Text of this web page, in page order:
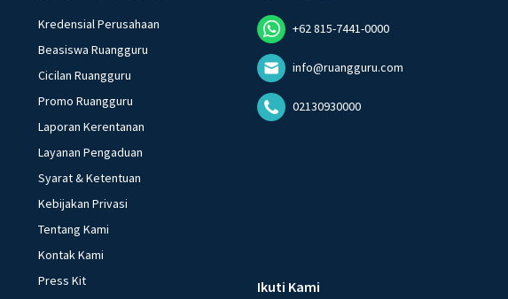
Kredensial Perusahaan
Beasiswa Ruangguru
Cicilan Ruangguru
Promo Ruangguru
Laporan Kerentanan
Layanan Pengaduan
Syarat & Ketentuan
Kebijakan Privasi
Tentang Kami
Kontak Kami
Press Kit
+62 815-7441-0000
info@ruangguru.com
02130930000
Ikuti Kami